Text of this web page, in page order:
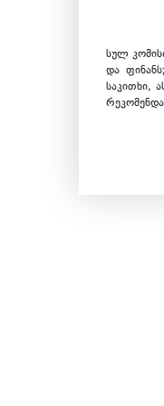
სულ
და
საკითხი,